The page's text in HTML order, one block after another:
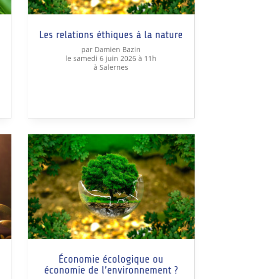
Les relations éthiques à la nature
par Damien Bazin
le samedi 6 juin 2026 à 11h
à Salernes
Économie écologique ou
économie de l’environnement ?